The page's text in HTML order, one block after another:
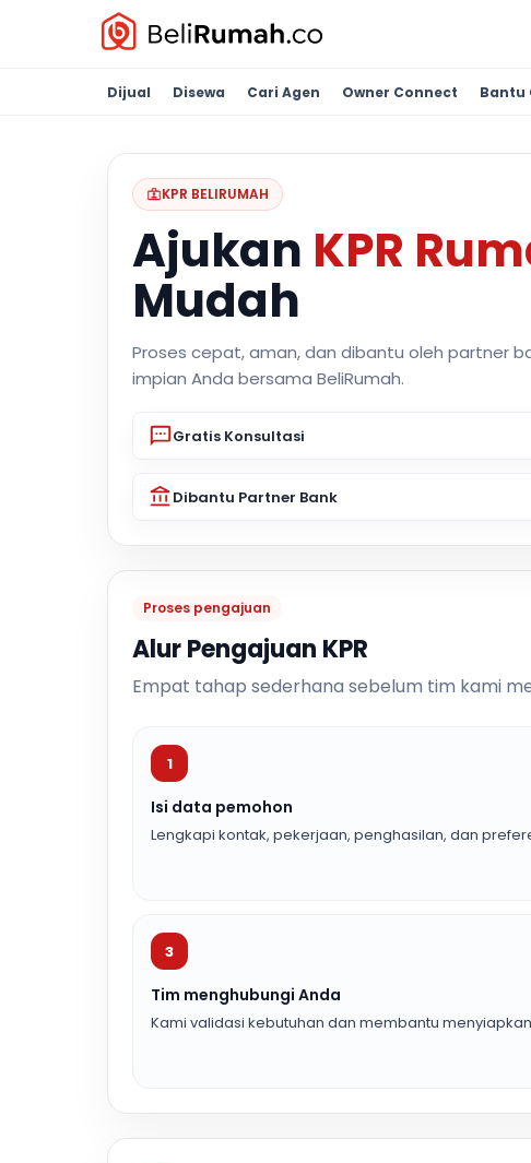
Dijual Disewa Cari Agen Owner Connect Bantu
KPR BELIRUMAH
Ajukan KPR
Mudah
Proses cepat, aman, dan dibantu oleh partner
impian Anda bersama BeliRumah.
Gratis Konsultasi
Dibantu Partner Bank
Proses pengajuan
Alur Pengajuan KPR
Empat tahap sederhana sebelum tim kami
1
Isi data pemohon
Lengkapi kontak, pekerjaan, penghasilan, dan
3
Tim menghubungi Anda
Kami validasi kebutuhan dan membantu